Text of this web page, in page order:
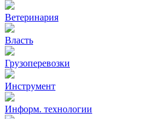
Ветеринария
Власть
Грузоперевозки
Инструмент
Информ. технологии